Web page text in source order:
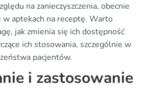
na zanieczyszczenia, obecnie
aptekach na receptę. Warto
jak zmienia się ich dostępność
ich stosowania, szczególnie w
pacjentów.
i zastosowanie